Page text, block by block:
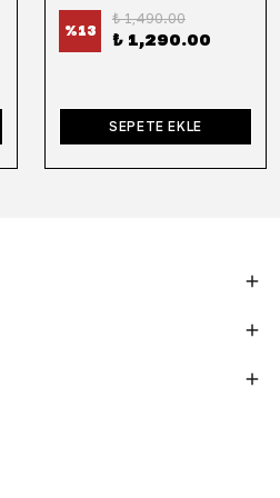
%13
₺ 1,490.00
₺ 1,290.00
SEPETE EKLE